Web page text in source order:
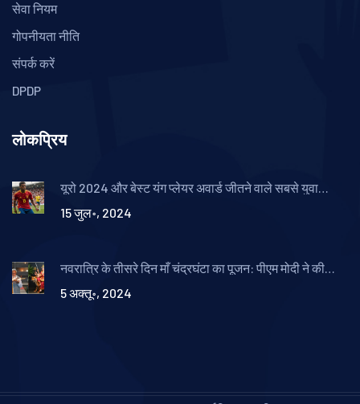
सेवा नियम
गोपनीयता नीति
संपर्क करें
DPDP
लोकप्रिय
यूरो 2024 और बेस्ट यंग प्लेयर अवार्ड जीतने वाले सबसे युवा
15 जुल॰, 2024
नवरात्रि के तीसरे दिन माँ चंद्रघंटा का पूजन: पीएम मोदी ने की
5 अक्तू॰, 2024